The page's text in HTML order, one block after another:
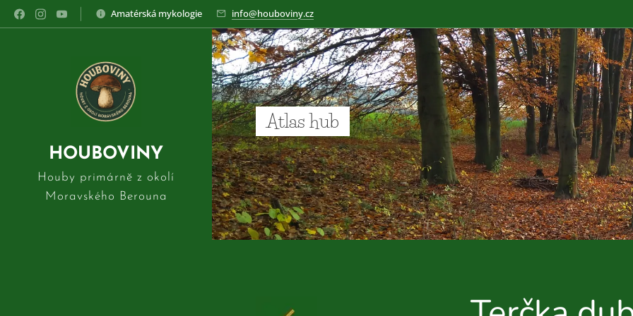
Amatérská mykologie info@houboviny.cz
HOUBOVINY
Houby primárně z okolí
Moravského Berouna
Atlas hub